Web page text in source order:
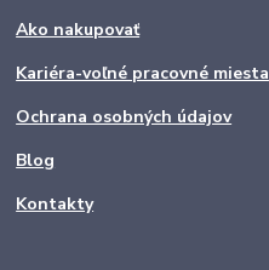
Ako nakupovať
Kariéra-voľné pracovné miesta
Ochrana osobných údajov
Blog
Kontakty